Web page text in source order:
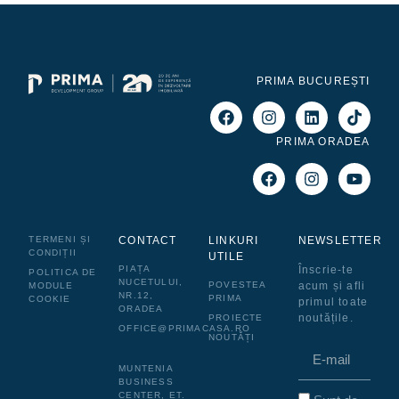
PRIMA BUCUREȘTI
PRIMA ORADEA
TERMENI ȘI
CONDIȚII
POLITICA DE
MODULE
COOKIE
CONTACT
PIAȚA
NUCETULUI,
NR.12,
ORADEA
OFFICE@PRIMACASA.RO
MUNTENIA
BUSINESS
CENTER, ET.
LINKURI
UTILE
POVESTEA
PRIMA
PROIECTE
NOUTĂȚI
NEWSLETTER
Înscrie-te
acum și afli
primul toate
noutățile.